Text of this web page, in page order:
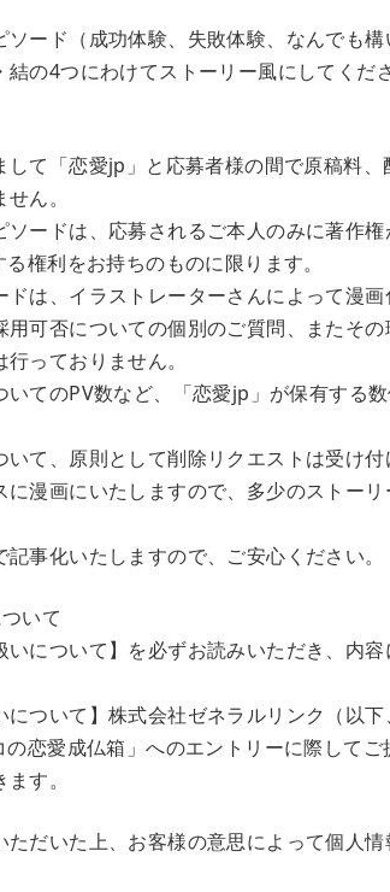
ソード（成功体験、失敗体験、なんでも
結の4つにわけてストーリー風にしてくださ
て「恋愛jp」と応募者様の間で原稿料
ん。
ードは、応募されるご本人のみに著作
権利をお持ちのものに限ります。
は、イラストレーターさんによって漫
可否についての個別のご質問、またその
っておりません。
てのPV数など、「恋愛jp」が保有する
て、原則として削除リクエストは受け付
漫画にいたしますので、多少のストーリ
事化いたしますので、ご安心ください。
いて
いについて】を必ずお読みいただき、内
ついて】株式会社ゼネラルリンク（以下
恋愛成仏箱」へのエントリーに際して
す。
ただいた上、お客様の意思によって個人